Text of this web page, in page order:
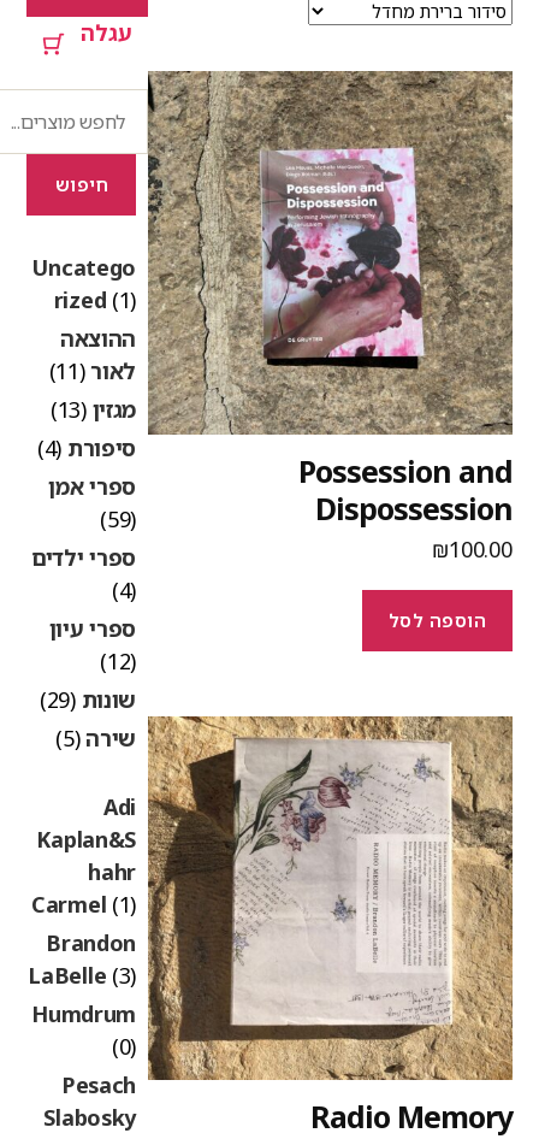
Possession
₪
הוספה לסל
Radio
עגלה
חיפוש
חיפוש
Uncatego
rized (1)
ההוצאה
לאור(11)
מגזין(13)
סיפורת(4)
ספרי אמן
ספרי ילדים
ספרי עיון
שונות(29)
שירה(5)
Adi
Kaplan&S
hahr
Carmel (1)
Brandon
LaBelle (3)
Humdrum
(0)
Pesach
Slabosky